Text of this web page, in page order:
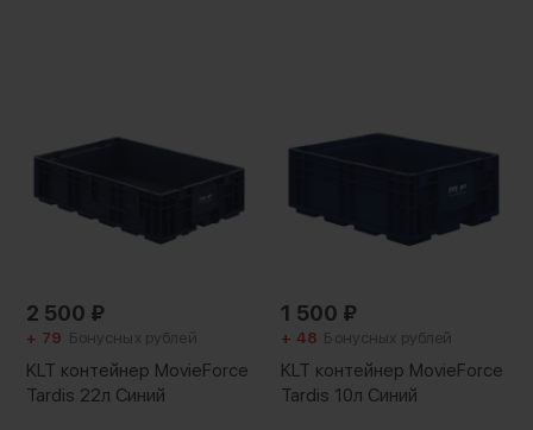
2 500 ₽
+ 79 Бонусных рублей
KLT контейнер MovieForce
Tardis 22л Синий
1 500 ₽
+ 48 Бонусных рублей
KLT контейнер MovieForce
Tardis 10л Синий